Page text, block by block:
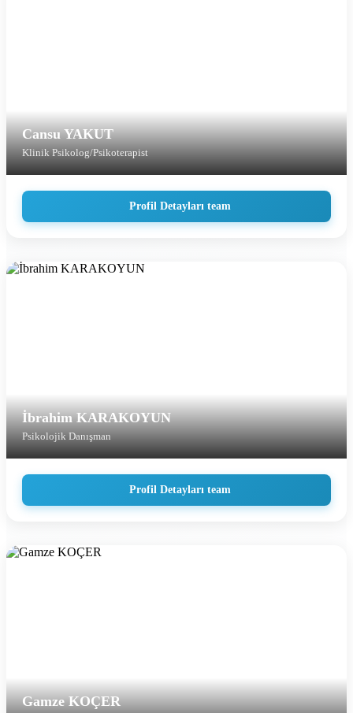
Cansu YAKUT
Klinik Psikolog/Psikoterapist
Profil Detayları team
İbrahim KARAKOYUN
Psikolojik Danışman
Profil Detayları team
Gamze KOÇER